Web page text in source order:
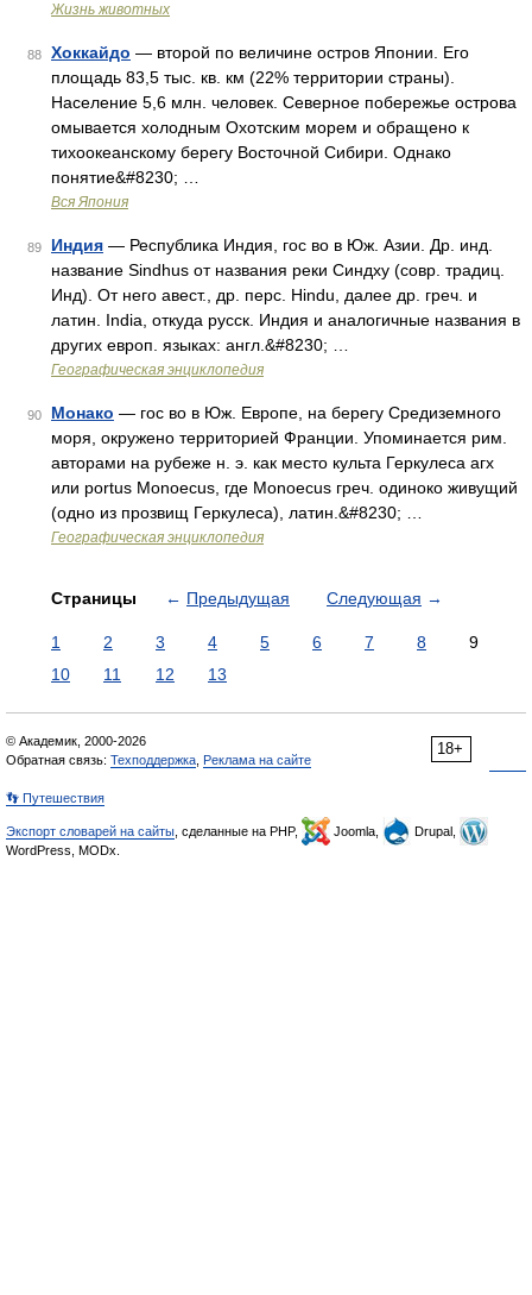
Жизнь животных
88 Хоккайдо — второй по величине остров Японии. Его
площадь 83,5 тыс. кв. км (22% территории страны).
Население 5,6 млн. человек. Северное побережье острова
омывается холодным Охотским морем и обращено к
тихоокеанскому берегу Восточной Сибири. Однако
понятие&#8230; …
Вся Япония
89 Индия — Республика Индия, гос во в Юж. Азии. Др. инд.
название Sindhus от названия реки Синдху (совр. традиц.
Инд). От него авест., др. перс. Hindu, далее др. греч. и
латин. India, откуда русск. Индия и аналогичные названия в
других европ. языках: англ.&#8230; …
Географическая энциклопедия
90 Монако — гос во в Юж. Европе, на берегу Средиземного
моря, окружено территорией Франции. Упоминается рим.
авторами на рубеже н. э. как место культа Геркулеса агх
или portus Monoecus, где Monoecus греч. одиноко живущий
(одно из прозвищ Геркулеса), латин.&#8230; …
Географическая энциклопедия
Страницы ← Предыдущая Следующая →
1 2 3 4 5 6 7 8
9
10
11 12 13
18+
© Академик, 2000-2026
Обратная связь: Техподдержка Реклама на сайте
👣 Путешествия
Экспорт словарей на сайты , сделанные на PHP, Joomla,
Drupal,
WordPress, MODx.